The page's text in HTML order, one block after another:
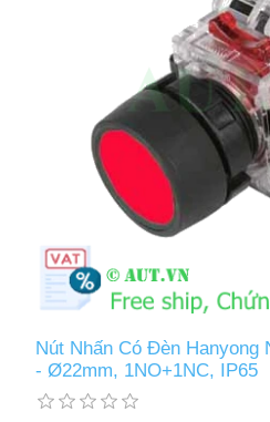
Nút Nhấn Có Đèn Hanyong
- Ø22mm, 1NO+1NC, IP65